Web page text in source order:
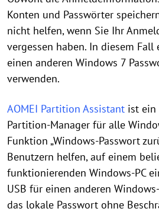
Konten und Passwörter
nicht helfen, wenn Sie Ihr
vergessen haben. In diesem
einen anderen Windows 7
verwenden.
AOMEI Partition Assistant ist ein
Partition-Manager für alle
Funktion „Windows-Passwort
Benutzern helfen, auf einem
funktionierenden Windows-PC
USB für einen anderen
das lokale Passwort ohne